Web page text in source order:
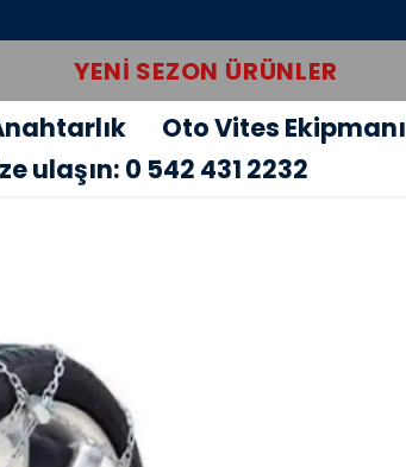
YENI SEZON ÜRÜNLER
Oto Vites Ekipmanı
ulaşın: 0 542 431 2232